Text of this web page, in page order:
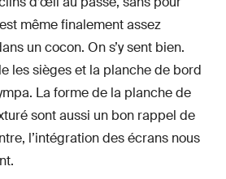
même finalement assez
un cocon. On s’y sent bien.
les sièges et la planche de bord
La forme de la planche de
sont aussi un bon rappel de
l’intégration des écrans nous